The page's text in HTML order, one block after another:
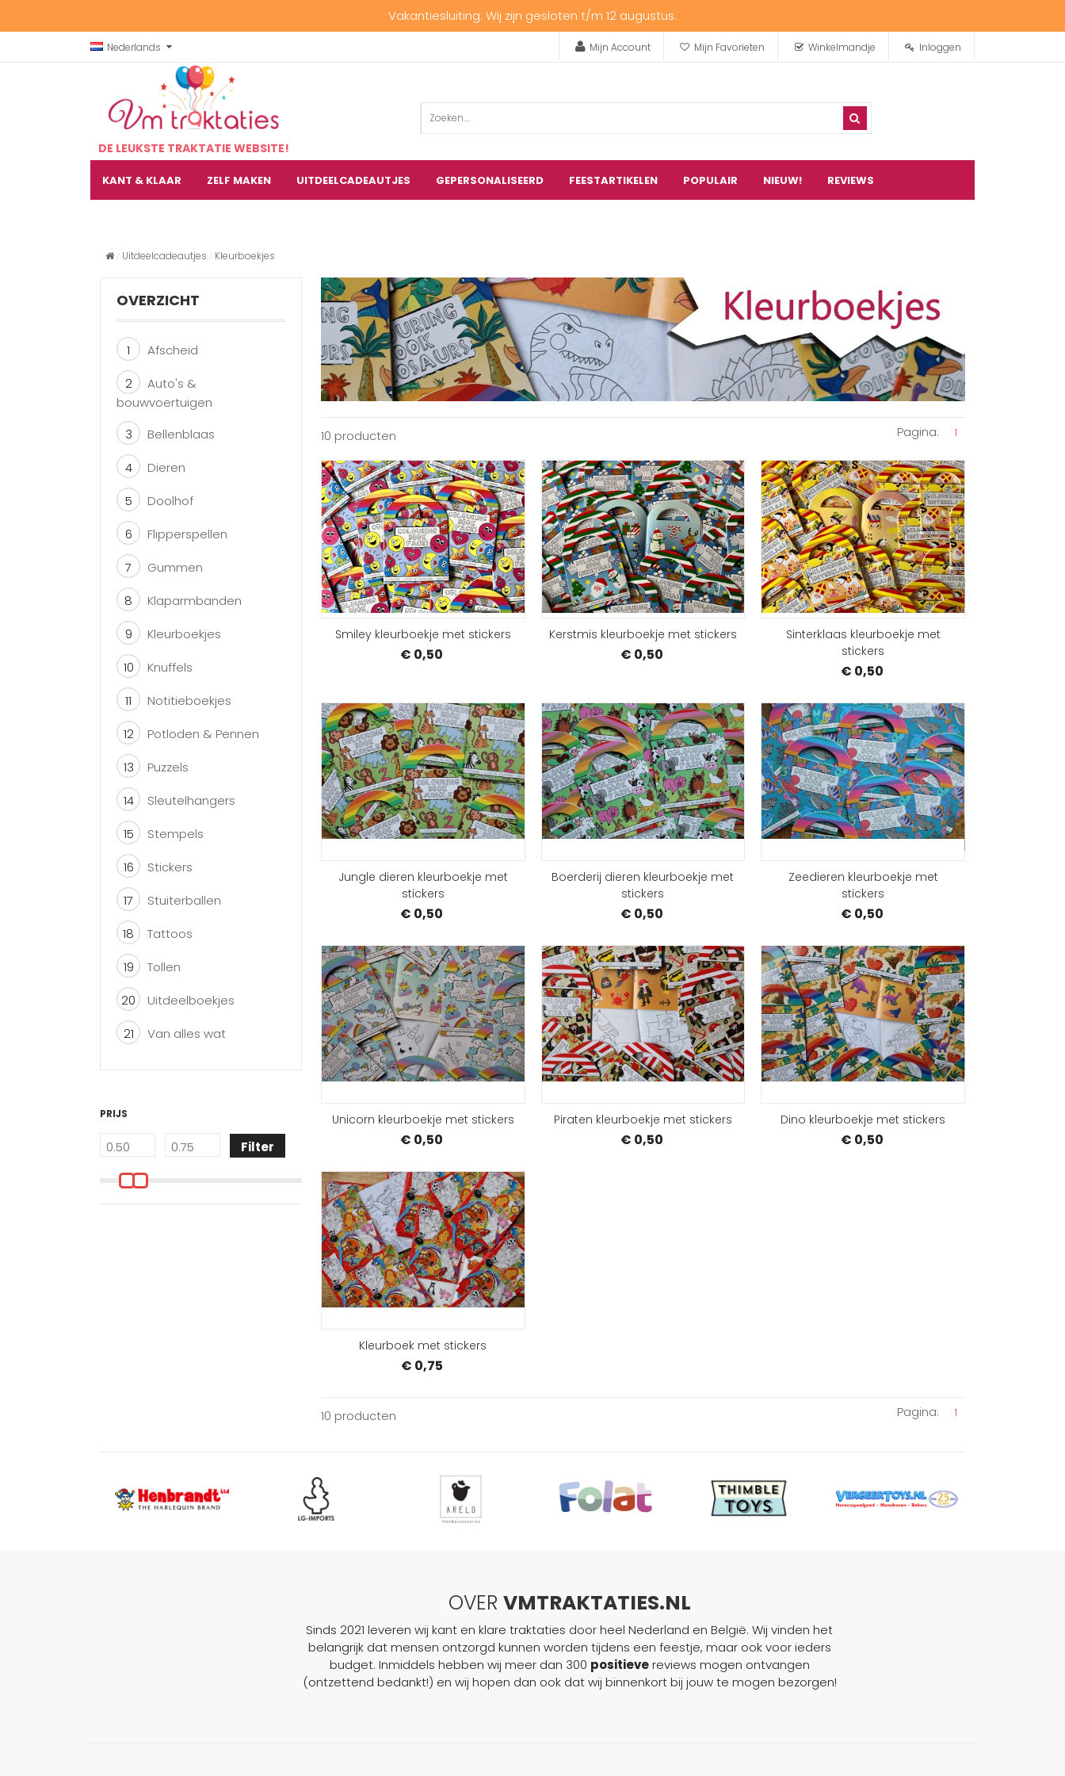
Vakantiesluiting: Wij zijn gesloten t/m 12 augustus.
Nederlands Mijn Account Mijn Favorieten Winkelmandje Inloggen
DE LEUKSTE TRAKTATIE WEBSITE!
KANT & KLAAR ZELF MAKEN UITDEELCADEAUTJES GEPERSONALISEERD FEESTARTIKELEN POPULAIR NIEUW! REVIEWS
Uitdeelcadeautjes Kleurboekjes
OVERZICHT
1
Afscheid
2
Auto's &
bouwvoertuigen
3
Bellenblaas
4
Dieren
5
Doolhof
6
Flipperspellen
7
Gummen
8
Klaparmbanden
9
Kleurboekjes
10
Knuffels
11
Notitieboekjes
12
Potloden & Pennen
13
Puzzels
14
Sleutelhangers
15
Stempels
16
Stickers
17
Stuiterballen
18
Tattoos
19
Tollen
20
Uitdeelboekjes
21
Van alles wat
PRIJS
Filter
10 producten Pagina: 1
Smiley kleurboekje met stickers
€ 0,50
BESTELLEN
Kerstmis kleurboekje met stickers
€ 0,50
BESTELLEN
Sinterklaas kleurboekje met
stickers
€ 0,50
Jungle dieren kleurboekje met
stickers
€ 0,50
BESTELLEN
Boerderij dieren kleurboekje met
stickers
€ 0,50
BESTELLEN
Zeedieren kleurboekje met
stickers
€ 0,50
Unicorn kleurboekje met stickers
€ 0,50
BESTELLEN
Piraten kleurboekje met stickers
€ 0,50
BESTELLEN
Dino kleurboekje met stickers
€ 0,50
Kleurboek met stickers
€ 0,75
10 producten Pagina: 1
OVER VMTRAKTATIES.NL
Sinds 2021 leveren wij kant en klare traktaties door heel Nederland en België. Wij vinden het
belangrijk dat mensen ontzorgd kunnen worden tijdens een feestje, maar ook voor ieders
budget. Inmiddels hebben wij meer dan 300 positievereviews mogen ontvangen
(ontzettend bedankt!) en wij hopen dan ook dat wij binnenkort bij jouw te mogen bezorgen!